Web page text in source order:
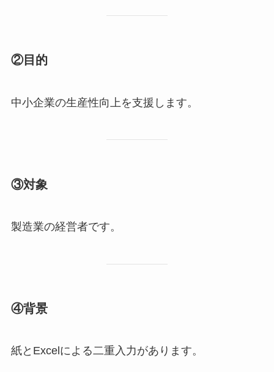
②目的
中小企業の生産性向上を支援します。
③対象
製造業の経営者です。
④背景
紙とExcelによる二重入力があります。